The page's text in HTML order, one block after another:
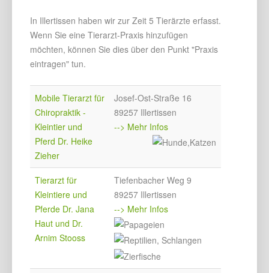
In Illertissen haben wir zur Zeit 5 Tierärzte erfasst.
Wenn Sie eine Tierarzt-Praxis hinzufügen
möchten, können Sie dies über den Punkt "Praxis
eintragen" tun.
Mobile Tierarzt für
Chiropraktik -
Kleintier und
Pferd Dr. Heike
Zieher
Josef-Ost-Straße 16
89257 Illertissen
--> Mehr Infos
Tierarzt für
Kleintiere und
Pferde Dr. Jana
Haut und Dr.
Arnim Stooss
Tiefenbacher Weg 9
89257 Illertissen
--> Mehr Infos